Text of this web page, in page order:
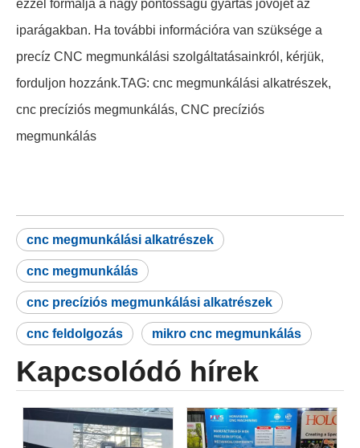
ezzel formálja a nagy pontosságú gyártás jövőjét az
iparágakban. Ha további információra van szüksége a
precíz CNC megmunkálási szolgáltatásainkról, kérjük,
forduljon hozzánk.TAG: cnc megmunkálási alkatrészek,
cnc precíziós megmunkálás, CNC precíziós
megmunkálás
cnc megmunkálási alkatrészek
cnc megmunkálás
cnc precíziós megmunkálási alkatrészek
cnc feldolgozás mikro cnc megmunkálás
Kapcsolódó hírek